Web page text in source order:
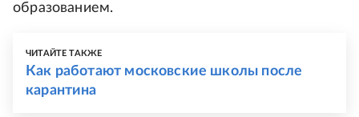
образованием.
ЧИТАЙТЕ ТАКЖЕ
Как работают московские школы после
карантина